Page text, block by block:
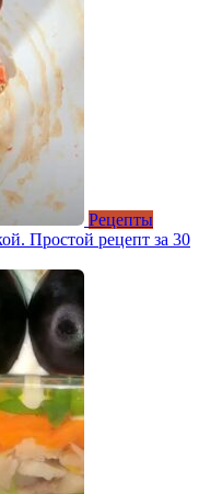
Рецепты
Простой рецепт за 30